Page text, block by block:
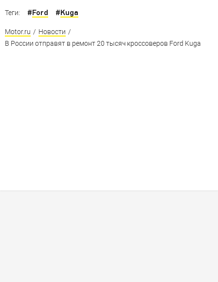
Теги: #Ford #Kuga
Motor.ru / Новости /
В России отправят в ремонт 20 тысяч кроссоверов Ford Kuga